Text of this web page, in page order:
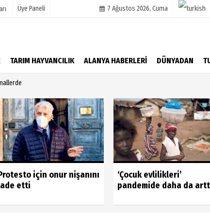
Üye Paneli 7 Ağustos 2026, Cuma
TARIM HAYVANCILIK ALANYA HABERLERİ DÜNYADAN
Köşe Yazarları
Video Galeri
için onur nişanını
etti
‘Çocuk evlilikleri’
pandemide daha da